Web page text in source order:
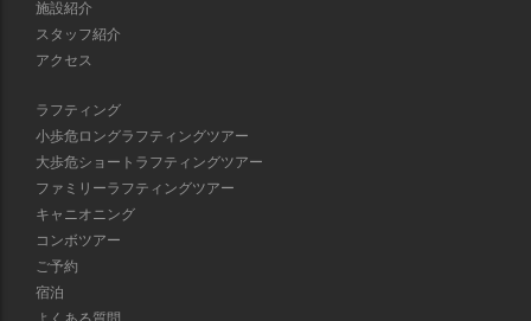
施設紹介
スタッフ紹介
アクセス
ラフティング
小歩危ロングラフティングツアー
大歩危ショートラフティングツアー
ファミリーラフティングツアー
キャニオニング
コンボツアー
ご予約
宿泊